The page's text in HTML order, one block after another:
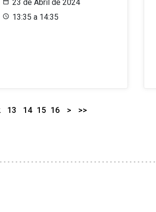
23 de Abril de 2024
13:35 a 14:35
13 14 15 16 > >>